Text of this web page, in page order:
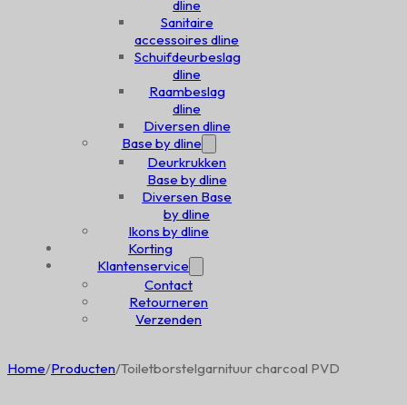
dline
Sanitaire
accessoires dline
Schuifdeurbeslag
dline
Raambeslag
dline
Diversen dline
Base by dline
Deurkrukken
Base by dline
Diversen Base
by dline
Ikons by dline
Korting
Klantenservice
Contact
Retourneren
Verzenden
Home/Producten/Toiletborstelgarnituur charcoal PVD